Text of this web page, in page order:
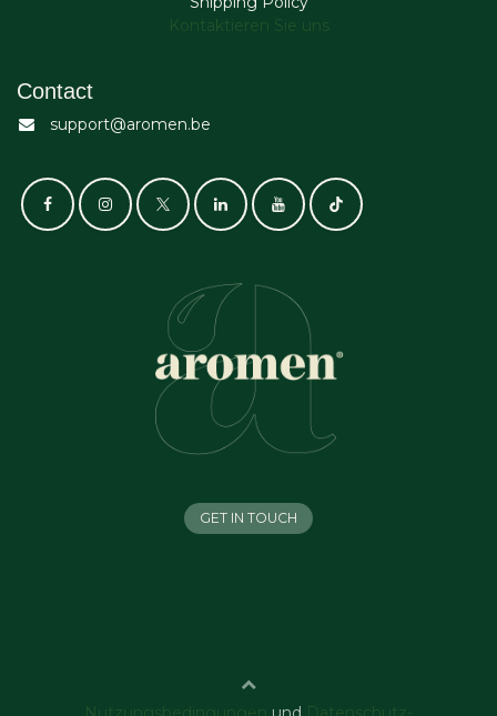
Kontaktieren Sie uns
Contact
support@aromen.be
GET IN TOUCH